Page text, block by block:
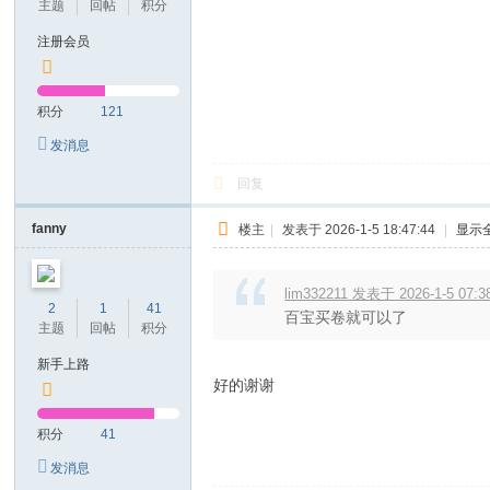
主题
回帖
积分
注册会员
积分 121
发消息
回复
fanny
2
主题
1
回帖
41
积分
新手上路
积分 41
发消息
楼主 | 发表于 2026-1-5 18:47:44 | 显示
lim332211 发表于 2026-1-5
百宝买卷就可以了
好的谢谢